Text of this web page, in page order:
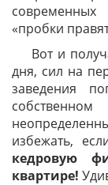
современных
«пробки
Вот и
дня, сил на
заведения
избежать,
кедровую
квартире!